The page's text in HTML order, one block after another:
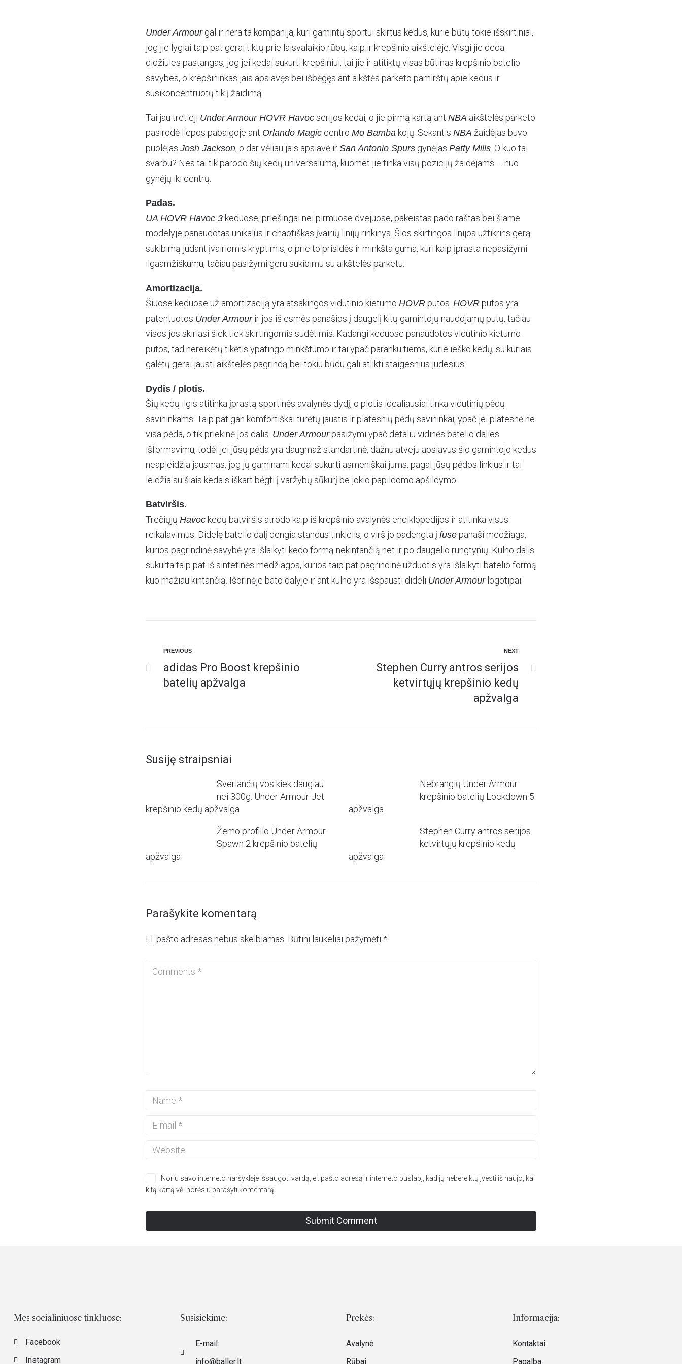
Under Armourgal ir nėra ta kompanija, kuri gamintų sportui skirtus kedus, kurie būtų tokie išskirtiniai,
jog jie lygiai taip pat gerai tiktų prie laisvalaikio rūbų, kaip ir krepšinio aikštelėje. Visgi jie deda
didžiules pastangas, jog jei kedai sukurti krepšiniui, tai jie ir atitiktų visas būtinas krepšinio batelio
savybes, o krepšininkas jais apsiavęs bei išbėgęs ant aikštės parketo pamirštų apie kedus ir
susikoncentruotų tik į žaidimą.
Tai jau tretieji Under Armour HOVR Havoc serijos kedai, o jie pirmą kartą ant NBA aikštelės parketo
pasirodė liepos pabaigoje ant Orlando Magic centro Mo Bamba kojų. Sekantis NBA žaidėjas buvo
puolėjas Josh Jackson, o dar vėliau jais apsiavė ir San Antonio Spurs gynėjas Patty Mills . O kuo tai
svarbu? Nes tai tik parodo šių kedų universalumą, kuomet jie tinka visų pozicijų žaidėjams – nuo
gynėjų iki centrų.
Padas.
UA HOVR Havoc 3 keduose, priešingai nei pirmuose dvejuose, pakeistas pado raštas bei šiame
modelyje panaudotas unikalus ir chaotiškas įvairių linijų rinkinys. Šios skirtingos linijos užtikrins gerą
sukibimą judant įvairiomis kryptimis, o prie to prisidės ir minkšta guma, kuri kaip įprasta nepasižymi
ilgaamžiškumu, tačiau pasižymi geru sukibimu su aikštelės parketu.
Amortizacija.
Šiuose keduose už amortizaciją yra atsakingos vidutinio kietumo HOVR putos. HOVR putos yra
patentuotos Under Armourir jos iš esmės panašios į daugelį kitų gamintojų naudojamų putų, tačiau
visos jos skiriasi šiek tiek skirtingomis sudėtimis. Kadangi keduose panaudotos vidutinio kietumo
putos, tad nereikėtų tikėtis ypatingo minkštumo ir tai ypač paranku tiems, kurie ieško kedų, su kuriais
galėtų gerai jausti aikštelės pagrindą bei tokiu būdu gali atlikti staigesnius judesius.
Dydis / plotis.
Šių kedų ilgis atitinka įprastą sportinės avalynės dydį, o plotis idealiausiai tinka vidutinių pėdų
savininkams. Taip pat gan komfortiškai turėtų jaustis ir platesnių pėdų savininkai, ypač jei platesnė ne
visa pėda, o tik priekinė jos dalis. Under Armourpasižymi ypač detaliu vidinės batelio dalies
išformavimu, todėl jei jūsų pėda yra daugmaž standartinė, dažnu atveju apsiavus šio gamintojo kedus
neapleidžia jausmas, jog jų gaminami kedai sukurti asmeniškai jums, pagal jūsų pėdos linkius ir tai
leidžia su šiais kedais iškart bėgti į varžybų sūkurį be jokio papildomo apšildymo.
Batviršis.
Trečiųjų Havoc kedų batviršis atrodo kaip iš krepšinio avalynės enciklopedijos ir atitinka visus
reikalavimus. Didelę batelio dalį dengia standus tinklelis, o virš jo padengta į fuse panaši medžiaga,
kurios pagrindinė savybė yra išlaikyti kedo formą nekintančią net ir po daugelio rungtynių. Kulno dalis
sukurta taip pat iš sintetinės medžiagos, kurios taip pat pagrindinė užduotis yra išlaikyti batelio formą
kuo mažiau kintančią. Išorinėje bato dalyje ir ant kulno yra išspausti dideli Under Armourlogotipai.
PREVIOUS
adidas Pro Boost krepšinio
batelių apžvalga
NEXT
Stephen Curry antros serijos
ketvirtųjų krepšinio kedų
apžvalga
Susiję straipsniai
Sveriančių vos kiek daugiau
nei 300g. Under Armour Jet
krepšinio kedų apžvalga
Nebrangių Under Armour
krepšinio batelių Lockdown 5
apžvalga
Žemo profilio Under Armour
Spawn 2 krepšinio batelių
apžvalga
Stephen Curry antros serijos
ketvirtųjų krepšinio kedų
apžvalga
Parašykite komentarą
El. pašto adresas nebus skelbiamas. Būtini laukeliai pažymėti *
Noriu savo interneto naršyklėje išsaugoti vardą, el. pašto adresą ir interneto puslapį, kad jų nebereiktų įvesti iš naujo, kai
kitą kartą vėl norėsiu parašyti komentarą.
Mes socialiniuose tinkluose:
Facebook
Instagram
Susisiekime:
E-mail:
info@baller.lt
Prekės:
Avalynė
Rūbai
Informacija:
Kontaktai
Pagalba